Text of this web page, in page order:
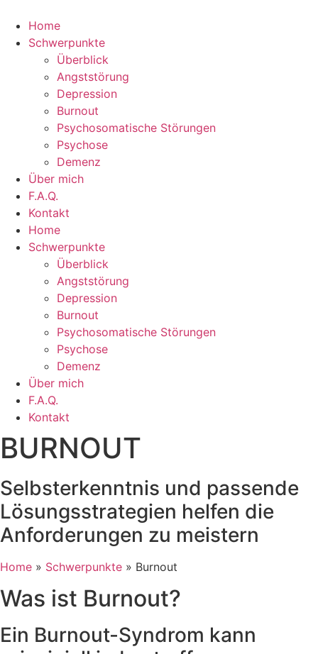
content
Home
Schwerpunkte
Überblick
Angststörung
Depression
Burnout
Psychosomatische Störungen
Psychose
Demenz
Über mich
F.A.Q.
Kontakt
Home
Schwerpunkte
Überblick
Angststörung
Depression
Burnout
Psychosomatische Störungen
Psychose
Demenz
Über mich
F.A.Q.
Kontakt
BURNOUT
Selbsterkenntnis und passende
Lösungsstrategien helfen die
Anforderungen zu meistern
Home » Schwerpunkte » Burnout
Was ist Burnout?
Ein Burnout-Syndrom kann